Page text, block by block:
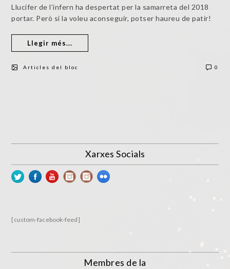
Llucifer de l’infern ha despertat per la samarreta del 2018
portar. Però si la voleu aconseguir, potser haureu de patir!
Llegir més...
Articles del bloc 0
Xarxes Socials
[custom-facebook-feed]
Membres de la